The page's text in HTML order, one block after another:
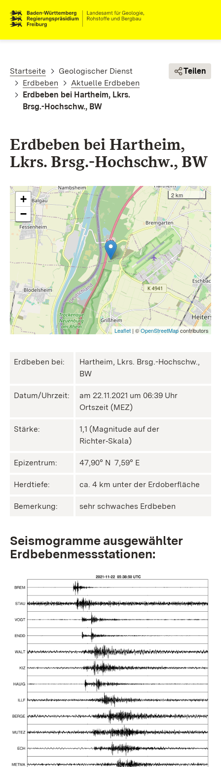
Pfadnavigation
Startseite
Geologischer Dienst
Erdbeben
Aktuelle Erdbeben
Erdbeben bei Hartheim, Lkrs.
Brsg.-Hochschw., BW
Teilen
Erdbeben bei Hartheim,
Lkrs. Brsg.-Hochschw., BW
+
−
2 km
Leaflet | ©OpenStreetMapcontributors
Erdbeben bei:
Hartheim, Lkrs. Brsg.-Hochschw.,
BW
Datum/Uhrzeit:
am 22.11.2021 um 06:39 Uhr
Ortszeit (MEZ)
Stärke:
1,1 (Magnitude auf der
Richter‑Skala)
Epizentrum: 47,90° N ㅤ 7,59° E
Herdtiefe: ca. 4 km unter der Erdoberfläche
Bemerkung: sehr schwaches Erdbeben
Seismogramme ausgewählter
Erdbebenmessstationen: